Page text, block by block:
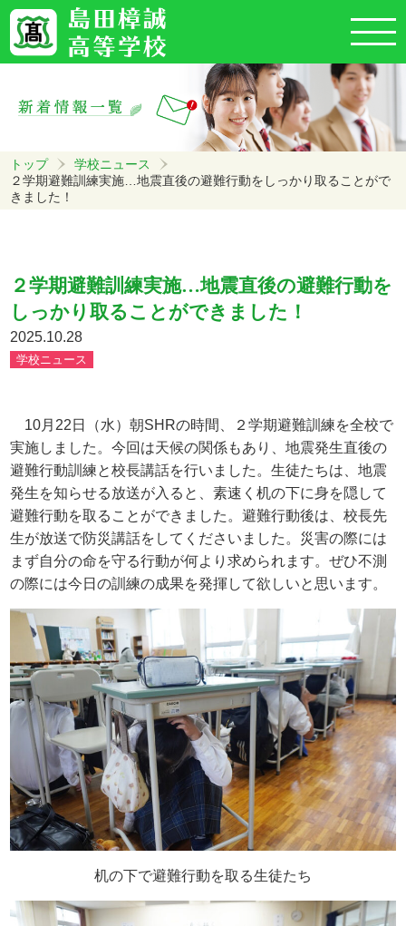
トップ
学校ニュース
２学期避難訓練実施…地震直後の避難行動をしっかり取ることがで
きました！
２学期避難訓練実施…地震直後の避難行動を
しっかり取ることができました！
2025.10.28
学校ニュース
10月 22 日（水）朝SHRの時間、２学期避難訓練を全校で
実施しました。今回は天候の関係もあり、地震発生直後の
避難行動訓練と校長講話を行いました。生徒たちは、地震
発生を知らせる放送が入ると、素速く机の下に身を隠して
避難行動を取ることができました。避難行動後は、校長先
生が放送で防災講話をしてくださいました。災害の際には
まず自分の命を守る行動が何より求められます。ぜひ不測
の際には今日の訓練の成果を発揮して欲しいと思います。
机の下で避難行動を取る生徒たち